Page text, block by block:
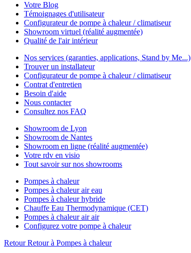
Votre Blog
Témoignages d'utilisateur
Configurateur de pompe à chaleur / climatiseur
Showroom virtuel (réalité augmentée)
Qualité de l'air intérieur
Nos services (garanties, applications, Stand by Me...)
Trouver un installateur
Configurateur de pompe à chaleur / climatiseur
Contrat d'entretien
Besoin d'aide
Nous contacter
Consultez nos FAQ
Showroom de Lyon
Showroom de Nantes
Showroom en ligne (réalité augmentée)
Votre rdv en visio
Tout savoir sur nos showrooms
Pompes à chaleur
Pompes à chaleur air eau
Pompes à chaleur hybride
Chauffe Eau Thermodynamique (CET)
Pompes à chaleur air air
Configurez votre pompe à chaleur
Retour Retour à Pompes à chaleur